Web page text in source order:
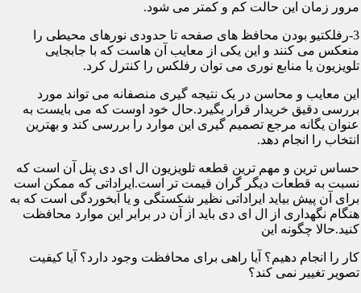
مرور زمان این حالت کم و کمتر می شود.
3-رفلکتیو بودن محافظ های صفحه تا حدودی نورهای محیطی را
منعکس می کنند و این یکی از معایب آن هاست که با جابجایی
تلویزیون یا منابع نوری می توان رفلکس را کنترل کرد.
این معایب و محاسن در یک نتیجه گیری منصفانه می تواند مورد
بررسی دقیق خریدار قرار بگیرد.حال خود اوست که می بایست به
عنوان یگانه مرجع تصمیم گیری این موارد را بررسی کند و بهترین
انتخاب را انجام دهد.
حساس ترین و مهم ترین قطعه تلویزیون ال ای دی پنل آن است که
نسبت به قطعات دیگر گران قیمت تر است.ایراداتی که ممکن است
برای آن پیش بیاید ایراداتی نظیر شکستگی و یا آبخوردگی است که به
هنگام نگهداری از ال ای دی باید از آن در برابر این موارد محافظت
کنید.حالا چگونه این
کار را انجام دهیم؟ آیا راهی برای محافظت وجود دارد؟ آیا کیفیت
تصویر تغییر نمی کند؟